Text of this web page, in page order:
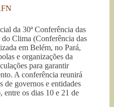
da 30ª Conferência das
Clima (Conferência das
em Belém, no Pará,
e organizações da
para garantir
A conferência reunirá
de governos e entidades
entre os dias 10 e 21 de